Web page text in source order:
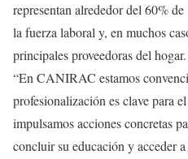
representan alrededor del 60% de
la fuerza laboral y, en muchos
principales proveedoras del hogar.
“En CANIRAC estamos
profesionalización es clave para
impulsamos acciones concretas
concluir su educación y acceder